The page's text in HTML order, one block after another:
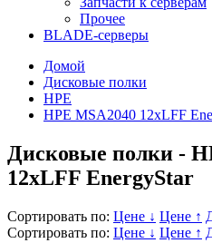
Прочее
BLADE-серверы
Домой
Дисковые полки
HPE
HPE MSA2040 12xLFF
Дисковые полки -
12xLFF EnergyStar
Сортировать по: Цене ↓ Цене ↑
Сортировать по: Цене ↓ Цене ↑